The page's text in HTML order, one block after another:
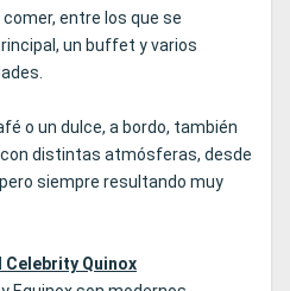
entre los que se
un buffet y varios
o un dulce, a bordo, también
distintas atmósferas, desde
siempre resultando muy
Quinox